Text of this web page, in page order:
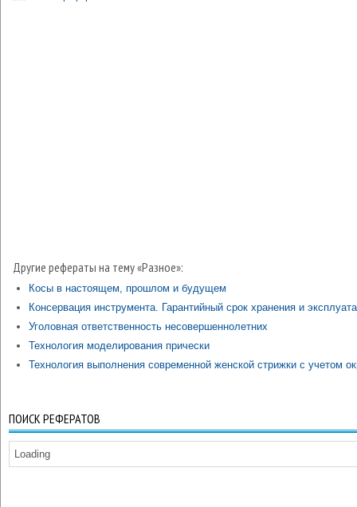
Другие рефераты на тему «Разное»:
Косы в настоящем, прошлом и будущем
Консервация инструмента. Гарантийный срок хранения и
Уголовная ответственность несовершеннолетних
Технология моделирования прически
Технология выполнения современной женской стрижки с учетом
ПОИСК РЕФЕРАТОВ
Loading